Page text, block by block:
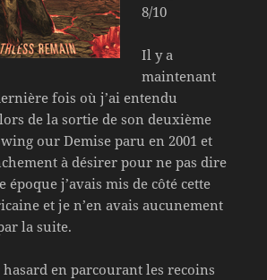
8/10
Il y a
maintenant
fois où j’ai entendu
de la sortie de son deuxième
our Demise paru en 2001 et
à désirer pour ne pas dire
époque j’avais mis de côté cette
et je n’en avais aucunement
la suite.
hasard en parcourant les recoins